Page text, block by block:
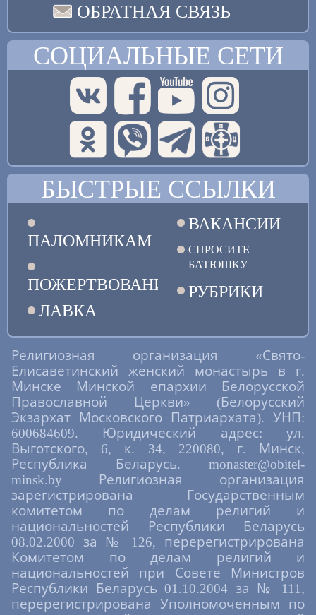
ОБРАТНАЯ СВЯЗЬ
СОЦИАЛЬНЫЕ СЕТИ
БЫСТРЫЕ ССЫЛКИ
ПАЛОМНИКАМ
ПОЖЕРТВОВАНИЯ
ЛАВКА
ВАКАНСИИ
СПРОСИТЕ
БАТЮШКУ
РУБРИКИ
Религиозная организация «Свято-
Елисаветинский женский монастырь в г.
Минске Минской епархии Белорусской
Православной Церкви» (Белорусский
Экзархат Московского Патриархата). УНП:
600684609. Юридический адрес: ул.
Выготского, 6, к. 34, 220080, г. Минск,
Республика Беларусь. monaster@obitel-
minsk.by Религиозная организация
зарегистрирована Государственным
комитетом по делам религий и
национальностей Республики Беларусь
08.02.2000 за № 126, перерегистрирована
Комитетом по делам религий и
национальностей при Совете Министров
Республики Беларусь 01.10.2004 за № 111,
перерегистрирована Уполномоченным по